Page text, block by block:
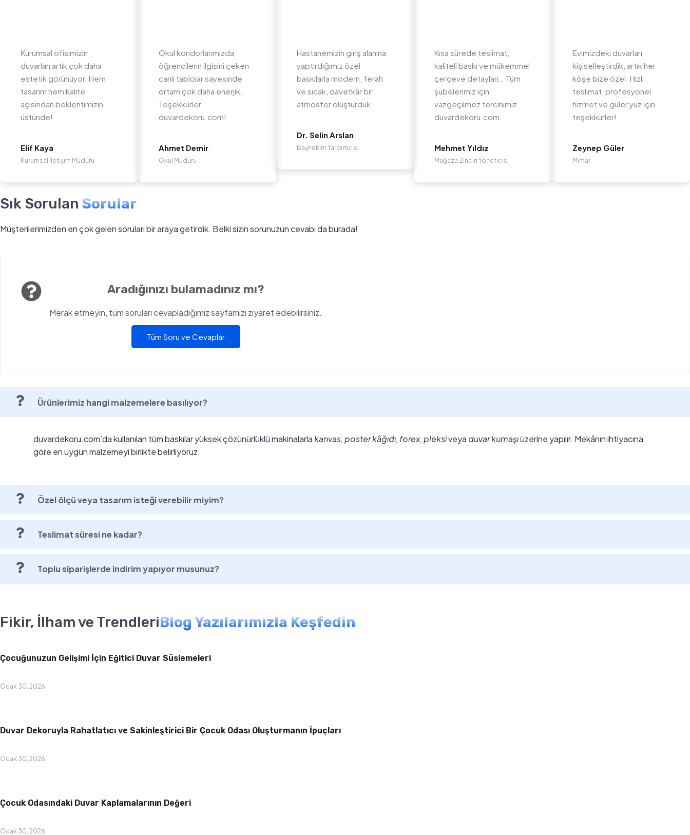
Kurumsal ofisimizin
duvarları artık çok daha
estetik görünüyor. Hem
tasarım hem kalite
açısından beklentimizin
üstünde!
Elif Kaya
Kurumsal İletişim Müdürü
Okul koridorlarımızda
öğrencilerin ilgisini çeken
canlı tablolar sayesinde
ortam çok daha enerjik.
Teşekkürler
duvardekoru.com!
Ahmet Demir
Okul Müdürü
Hastanemizin giriş alanına
yaptırdığımız özel
baskılarla modern, ferah
ve sıcak, davetkâr bir
atmosfer oluşturduk.
Dr. Selin Arslan
Başhekim Yardımcısı
Kısa sürede teslimat,
kaliteli baskı ve mükemmel
çerçeve detayları… Tüm
şubelerimiz için
vazgeçilmez tercihimiz
duvardekoru.com.
Mehmet Yıldız
Mağaza Zinciri Yöneticisi
Evimizdeki duvarları
kişiselleştirdik, artık her
köşe bize özel. Hızlı
teslimat, profesyonel
hizmet ve güler yüz için
teşekkürler!
Zeynep Güler
Mimar
Sık Sorulan Sorular
Müşterilerimizden en çok gelen soruları bir araya getirdik. Belki sizin sorunuzun cevabı da burada!
Aradığınızı bulamadınız mı?
Merak etmeyin, tüm soruları cevapladığımız sayfamızı ziyaret edebilirsiniz.
Tüm Soru ve Cevaplar
Ürünlerimiz hangi malzemelere basılıyor?
duvardekoru.com’da kullanılan tüm baskılar yüksek çözünürlüklü makinalarlakanvas, poster kâğıdı, forex, pleksiveya duvar kumaşıüzerine yapılır. Mekânın ihtiyacına
göre en uygun malzemeyi birlikte belirliyoruz.
Özel ölçü veya tasarım isteği verebilir miyim?
Teslimat süresi ne kadar?
Toplu siparişlerde indirim yapıyor musunuz?
Fikir, İlham ve TrendleriBlog Yazılarımızla Keşfedin
Çocuğunuzun Gelişimi İçin Eğitici Duvar Süslemeleri
Ocak 30, 2026
Duvar Dekoruyla Rahatlatıcı ve Sakinleştirici Bir Çocuk Odası Oluşturmanın İpuçları
Ocak 30, 2026
Çocuk Odasındaki Duvar Kaplamalarının Değeri
Ocak 30, 2026